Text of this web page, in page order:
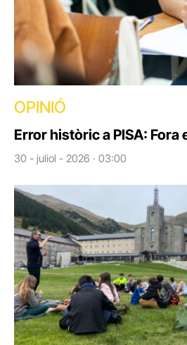
OPINIÓ
Error històric a PISA: Fora
30 - juliol - 2026 · 03:00